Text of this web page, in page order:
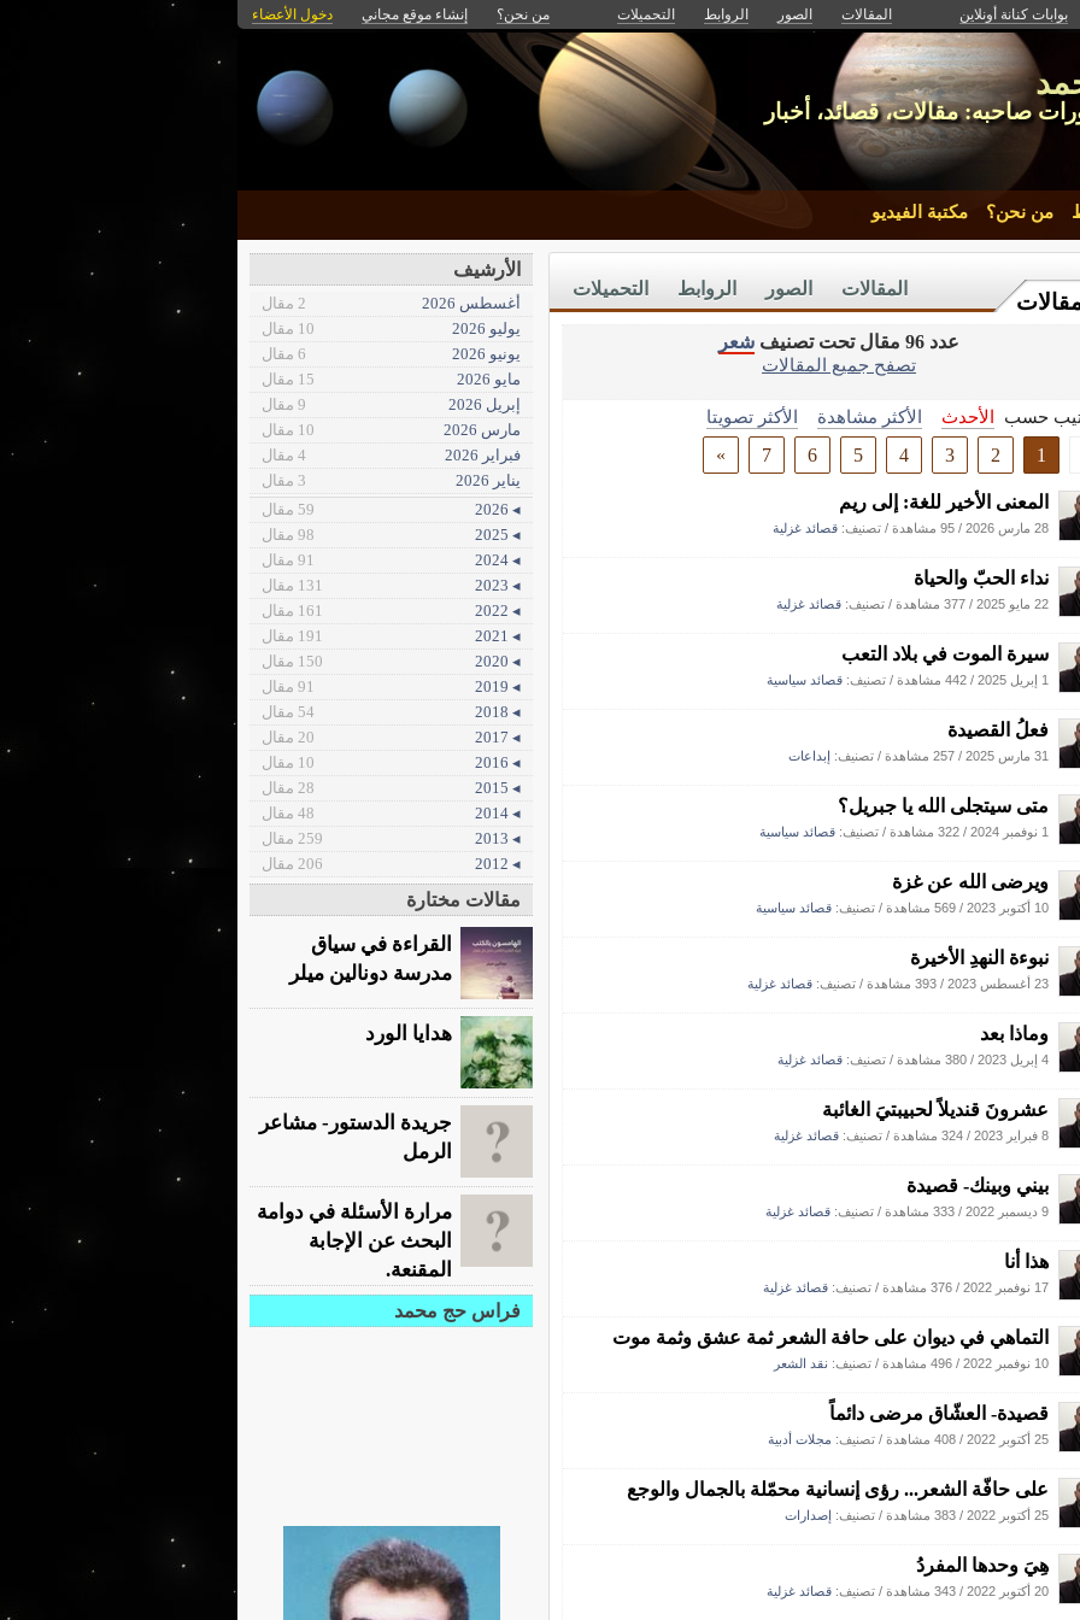
بوابات كنانة أونلاين المقالات الصور الروابط التحميلات من نحن؟ إنشاء موقع مجاني دخول الأعضاء
صاحبه: مقالات، قصائد، أخبار
من نحن؟ مكتبة الفيديو
التحميلات الروابط الصور المقالات
عدد 96 مقال تحت تصنيف
شعر
تصفح جميع المقالات
حسب الأحدث الأكثر مشاهدة
الأكثر تصويتا
1
2
3
4
5
6
7
»
المعنى الأخير للغة: إلى ريم
28 مارس 2026 / 95 مشاهدة / تصنيف: قصائد غزلية
نداء الحبّ والحياة
22 مايو 2025 / 377 مشاهدة / تصنيف: قصائد غزلية
سيرة الموت في بلاد التعب
1 إبريل 2025 / 442 مشاهدة / تصنيف: قصائد سياسية
فعلُ القصيدة
31 مارس 2025 / 257 مشاهدة / تصنيف: إبداعات
متى سيتجلى الله يا جبريل؟
1 نوفمبر 2024 / 322 مشاهدة / تصنيف: قصائد سياسية
ويرضى الله عن غزة
10 أكتوبر 2023 / 569 مشاهدة / تصنيف: قصائد سياسية
نبوءة النهدِ الأخيرة
23 أغسطس 2023 / 393 مشاهدة / تصنيف: قصائد غزلية
وماذا بعد
4 إبريل 2023 / 380 مشاهدة / تصنيف: قصائد غزلية
عشرونَ قنديلاً لحبيبتيَ الغائبة
8 فبراير 2023 / 324 مشاهدة / تصنيف: قصائد غزلية
بيني وبينك- قصيدة
9 ديسمبر 2022 / 333 مشاهدة / تصنيف: قصائد غزلية
هذا أنا
17 نوفمبر 2022 / 376 مشاهدة / تصنيف: قصائد غزلية
التماهي في ديوان على حافة الشعر ثمة عشق وثمة موت
10 نوفمبر 2022 / 496 مشاهدة / تصنيف: نقد الشعر
قصيدة- العشّاق مرضى دائماً
25 أكتوبر 2022 / 408 مشاهدة / تصنيف: مجلات أدبية
على حافّة الشعر... رؤى إنسانية محمّلة بالجمال والوجع
25 أكتوبر 2022 / 383 مشاهدة / تصنيف: إصدارات
هِيَ وحدها المفردُ
20 أكتوبر 2022 / 343 مشاهدة / تصنيف: قصائد غزلية
الأرشيف
أغسطس 2026
2 مقال
يوليو 2026
10 مقال
يونيو 2026
6 مقال
مايو 2026
15 مقال
إبريل 2026
9 مقال
مارس 2026
10 مقال
فبراير 2026
4 مقال
يناير 2026
3 مقال
◂ 2026
59 مقال
◂ 2025
98 مقال
◂ 2024
91 مقال
◂ 2023
131 مقال
◂ 2022
161 مقال
◂ 2021
191 مقال
◂ 2020
150 مقال
◂ 2019
91 مقال
◂ 2018
54 مقال
◂ 2017
20 مقال
◂ 2016
10 مقال
◂ 2015
28 مقال
◂ 2014
48 مقال
◂ 2013
259 مقال
◂ 2012
206 مقال
مقالات مختارة
القراءة في سياق
مدرسة دونالين ميلر
هدايا الورد
جريدة الدستور- مشاعر
الرمل
مرارة الأسئلة في دوامة
البحث عن الإجابة
المقنعة.
فراس حج محمد